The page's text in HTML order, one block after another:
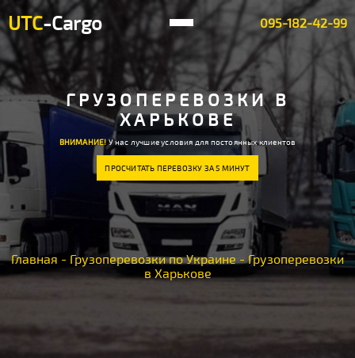
UTC-Cargo 095-182-42-99
ГРУЗОПЕРЕВОЗКИ В
ХАРЬКОВЕ
ВНИМАНИЕ!У нас лучшие условия для постоянных клиентов
ПРОСЧИТАТЬ ПЕРЕВОЗКУ ЗА 5 МИНУТ
Главная - Грузоперевозки по Украине -Грузоперевозки
в Харькове